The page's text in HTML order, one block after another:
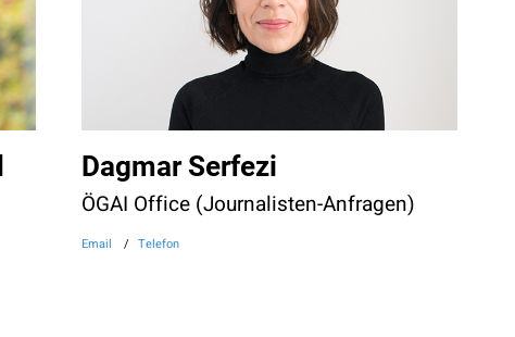
Dagmar Serfezi
ÖGAI Office (Journalisten-Anfragen)
Email Telefon